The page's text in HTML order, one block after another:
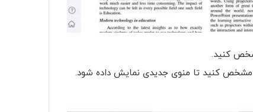
کنید.
مشخص کنید تا منوی جدیدی نمایش داده شود.